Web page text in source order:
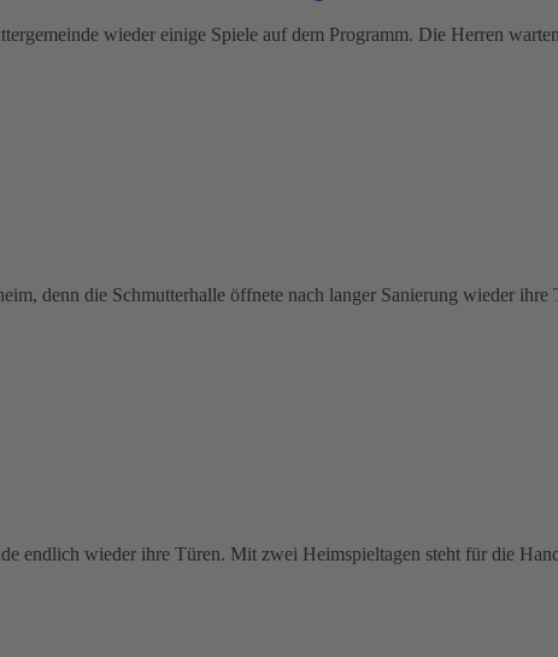
wieder einige Spiele auf dem Programm. Die Herren
denn die Schmutterhalle öffnete nach langer Sanierung wieder
endlich wieder ihre Türen. Mit zwei Heimspieltagen steht für die